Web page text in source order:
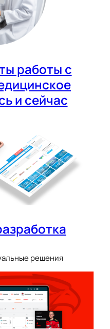
работы с
и сейчас
решения